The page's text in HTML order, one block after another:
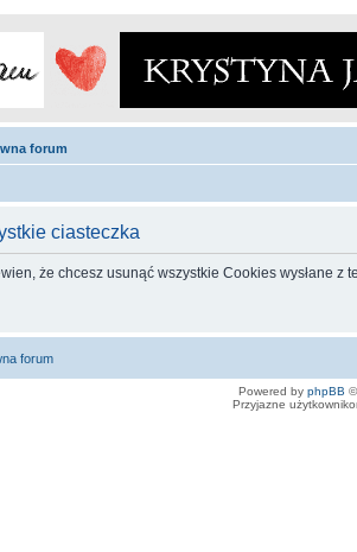
forum
ciasteczka
że chcesz usunąć wszystkie Cookies wysłane z
forum
Powered by phpBB
Przyjazne